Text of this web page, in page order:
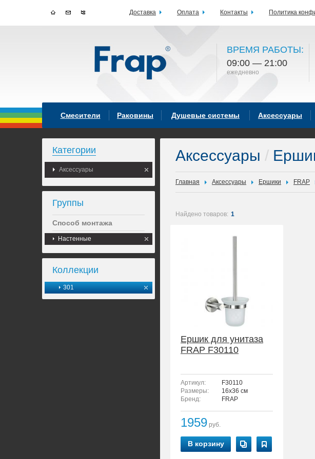
ВРЕМЯ РАБОТЫ:
09:00 — 21:00
ежедневно
Смесители Раковины Душевые системы Аксессуары
Категории
Аксессуары
Группы
Способ монтажа
Настенные
Коллекции
301
Аксессуары /
Главная Аксессуары Ершики FRAP
Найдено товаров: 1
Ершик для унитаза
FRAP F30110
Артикул:
F30110
Размеры:
16x36 см
Бренд:
FRAP
1959 руб.
В корзину
Доставка Оплата Контакты Политика